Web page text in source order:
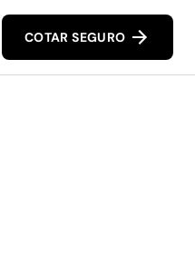
COTAR SEGURO